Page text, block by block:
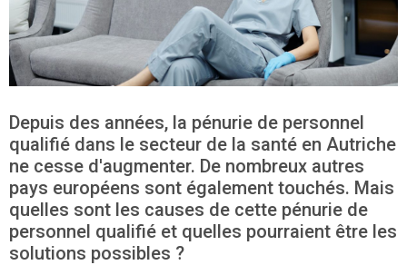
Depuis des années, la pénurie de personnel
qualifié dans le secteur de la santé en Autriche
ne cesse d'augmenter. De nombreux autres
pays européens sont également touchés. Mais
quelles sont les causes de cette pénurie de
personnel qualifié et quelles pourraient être les
solutions possibles ?